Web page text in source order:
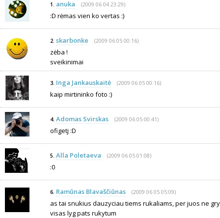
1. anuka (2009 06 04 23:29)
:D rėmas vien ko vertas :)
2. skarbonke (2009 06 05 00:16)
zėba !
sveikinimai
3. Inga Jankauskaitė (2009 06 05 00:16)
kaip mirtininko foto :)
4. Adomas Svirskas (2009 06 05 00:41)
ofigetj :D
5. Alla Poletaeva (2009 06 05 01:08)
:0
6. Ramūnas Blavaščiūnas (2009 06 05 05:09)
as tai snukius dauzyciau tiems rukaliams, per juos ne
visas lyg pats rukytum